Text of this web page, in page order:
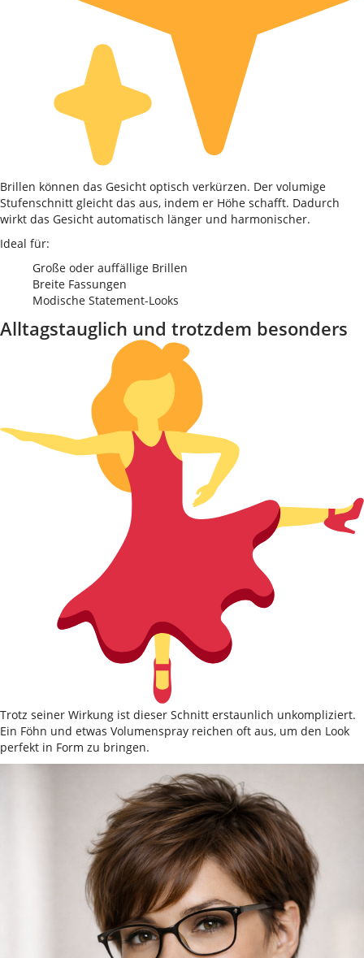
Brillen können das Gesicht optisch verkürzen. Der volumige
Stufenschnitt gleicht das aus, indem er Höhe schafft. Dadurch
wirkt das Gesicht automatisch länger und harmonischer.
Ideal für:
Große oder auffällige Brillen
Breite Fassungen
Modische Statement-Looks
Alltagstauglich und trotzdem besonders
Trotz seiner Wirkung ist dieser Schnitt erstaunlich unkompliziert.
Ein Föhn und etwas Volumenspray reichen oft aus, um den Look
perfekt in Form zu bringen.